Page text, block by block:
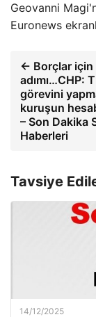
Geovanni
Euronews
← Borçlar için
adımı…CHP:
görevini
kuruşun
– Son Dakika
Haberleri
Tavsiye
14/12/2025